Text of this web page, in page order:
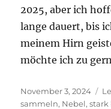
2025, aber ich
lange dauert, bis
meinem Hirn
möchte ich zu
Veröffentlicht
am
November 3, 2024
sammeln, Nebel,stark